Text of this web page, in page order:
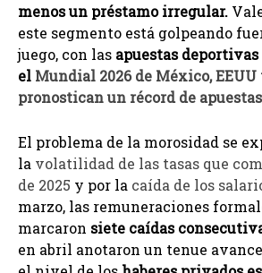
menos un préstamo irregular.
este segmento está golpeando
juego, con las apuestas deportivas
el Mundial 2026 de México, EEUU
pronostican un récord de apuestas
El problema de la morosidad se
la volatilidad de las tasas que
de 2025 y por la caída de los
marzo, las remuneraciones
marcaron siete caídas
en abril anotaron un tenue